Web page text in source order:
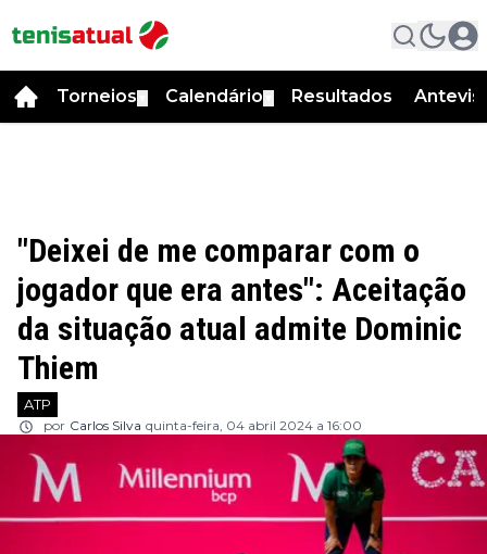
Torneios Calendário Resultados
"Deixei de me comparar com o
jogador que era antes": Aceitação
da situação atual admite Dominic
Thiem
ATP
por Carlos Silva quinta-feira, 04 abril 2024 a 16:00